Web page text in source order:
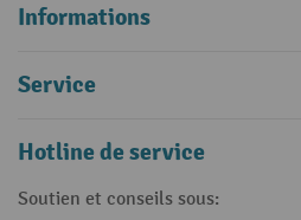
Informations
Service
Hotline de service
Soutien et conseils sous: